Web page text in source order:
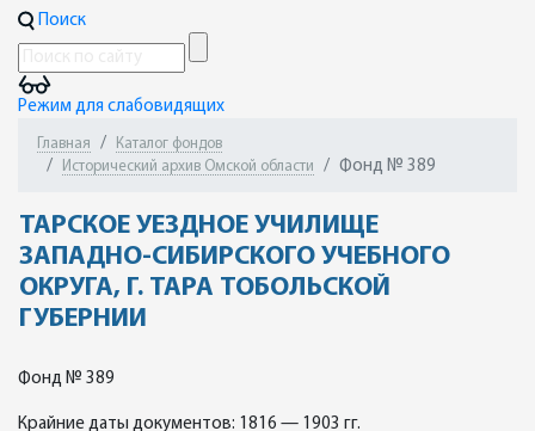
Поиск
Режим для слабовидящих
Главная
Каталог фондов
Исторический архив Омской области
Фонд № 389
ТАРСКОЕ УЕЗДНОЕ УЧИЛИЩЕ
ЗАПАДНО-СИБИРСКОГО УЧЕБНОГО
ОКРУГА, Г. ТАРА ТОБОЛЬСКОЙ
ГУБЕРНИИ
Фонд № 389
Крайние даты документов: 1816 — 1903 гг.